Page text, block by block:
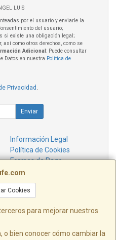
Cookies
para mejorar nuestros
bien conocer cómo cambiar la
LUIS
por el usuario y enviarle la
del usuario;
si existe una obligación legal;
así como otros derechos, como se
Adicional : Puede consultar
Datos en nuestra Política de
Privacidad
Enviar
Información Legal
Política de Cookies
Formas de Pago